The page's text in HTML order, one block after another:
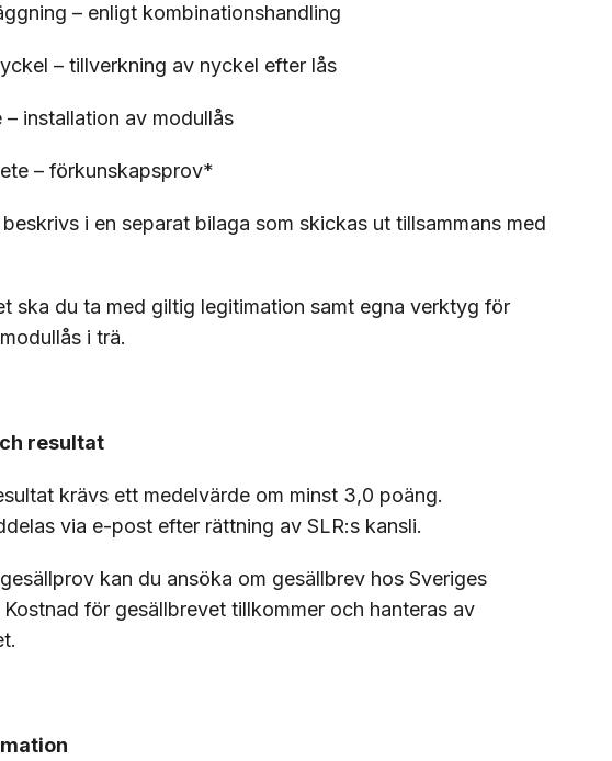
– enligt kombinationshandling
– tillverkning av nyckel efter lås
– installation av modullås
– förkunskapsprov*
i en separat bilaga som skickas ut tillsammans med
ska du ta med giltig legitimation samt egna verktyg för
i trä.
resultat
krävs ett medelvärde om minst 3,0 poäng.
via e-post efter rättning av SLR:s kansli.
kan du ansöka om gesällbrev hos Sveriges
för gesällbrevet tillkommer och hanteras av